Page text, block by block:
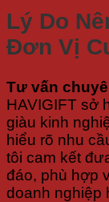
Lý Do
Đơn Vị
Tư vấn
HAVIGIFT sở
giàu kinh
hiểu rõ nhu
tôi cam kết
đáo, phù hợp
doanh nghiệp